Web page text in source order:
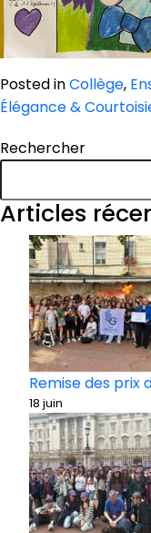
Posted inCollège,
Élégance &
Rechercher
Articles
Remise des prix
18 juin